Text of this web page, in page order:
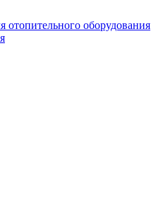
отопительного оборудования